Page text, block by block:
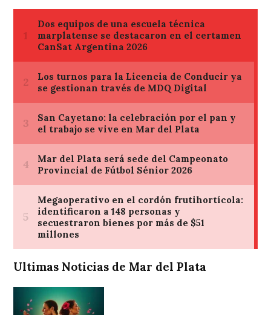
Ultimas Noticias de Mar del Plata